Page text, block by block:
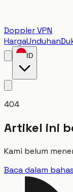
Doppler VPN
HargaUnduhan
ID
404
Artikel ini
Kami belum
Baca dalam